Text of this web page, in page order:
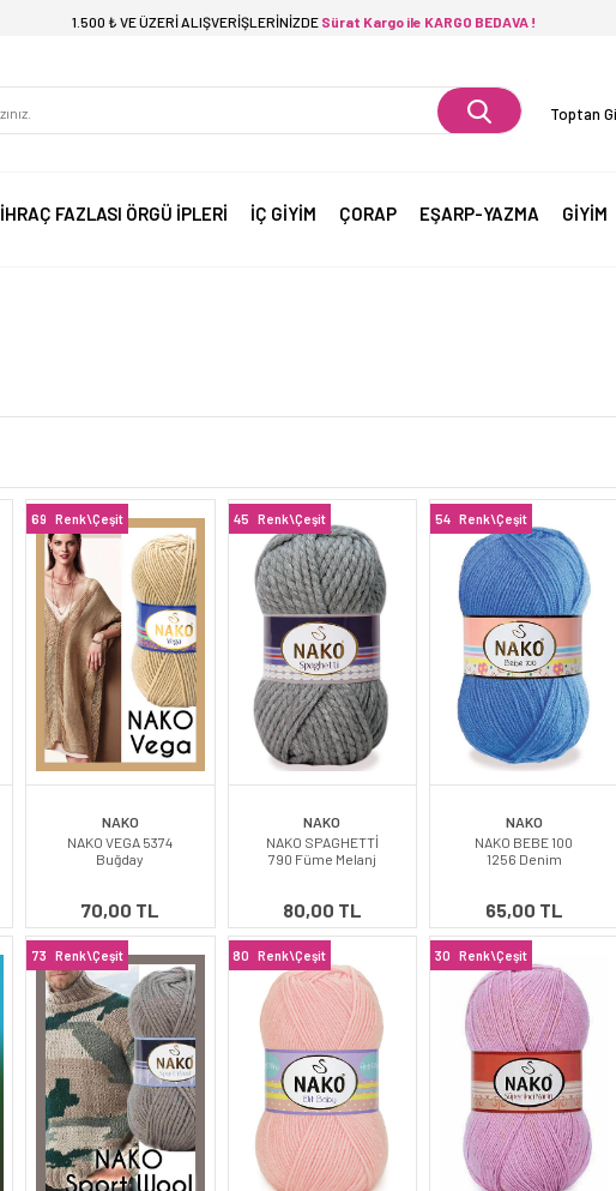
1.500 ₺ VE ÜZERİ ALIŞVERİŞLERİNİZDE Sürat Kargo ile KARGO BEDAVA !
Toptan
İHRAÇ FAZLASI ÖRGÜ İPLERİ İÇ GİYİM ÇORAP EŞARP-YAZMA GİYİM
69 Renk\Çeşit
NAKO
NAKO VEGA 5374
Buğday
70,00 TL
45 Renk\Çeşit
NAKO
NAKO SPAGHETTİ
790 Füme Melanj
80,00 TL
54 Renk\Çeşit
NAKO
NAKO BEBE 100
1256 Denim
65,00 TL
73 Renk\Çeşit 80 Renk\Çeşit 30 Renk\Çeşit